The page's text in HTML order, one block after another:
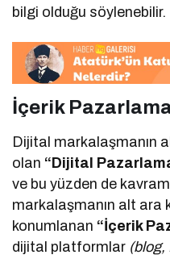
bilgi olduğu söylenebilir.
İçerik
Dijital markalaşmanın
olan “Dijital
ve bu yüzden de
markalaşmanın alt ara
konumlanan “İçerik
dijital platformlar (blog,